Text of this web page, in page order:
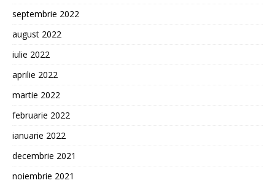
septembrie 2022
august 2022
iulie 2022
aprilie 2022
martie 2022
februarie 2022
ianuarie 2022
decembrie 2021
noiembrie 2021